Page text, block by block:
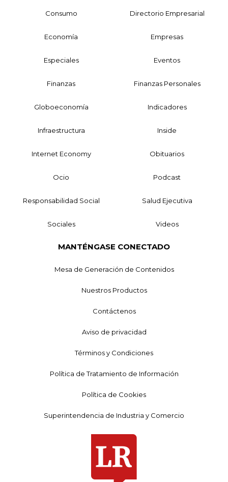
Consumo Directorio Empresarial
Economía Empresas
Especiales Eventos
Finanzas Finanzas Personales
Globoeconomía Indicadores
Infraestructura Inside
Internet Economy Obituarios
Ocio Podcast
Responsabilidad Social Salud Ejecutiva
Sociales Videos
MANTÉNGASE CONECTADO
Mesa de Generación de Contenidos
Nuestros Productos
Contáctenos
Aviso de privacidad
Términos y Condiciones
Política de Tratamiento de Información
Política de Cookies
Superintendencia de Industria y Comercio